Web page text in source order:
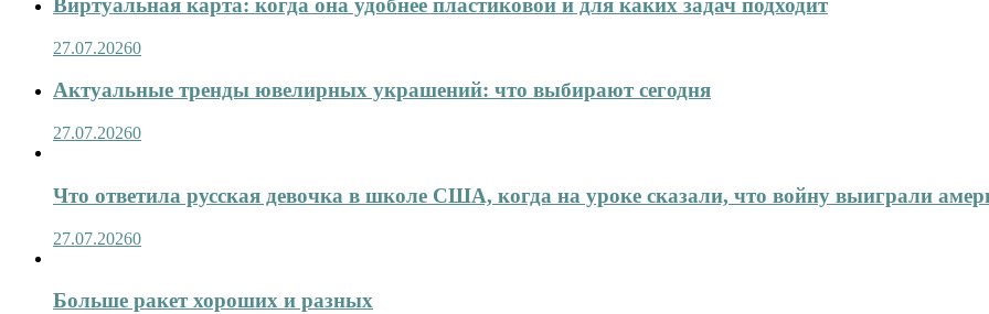
Виртуальная карта: когда она удобнее пластиковой и для каких задач подходит
27.07.20260
Актуальные тренды ювелирных украшений: что выбирают сегодня
27.07.20260
Что ответила русская девочка в школе США, когда на уроке сказали, что войну выиграли
27.07.20260
Больше ракет хороших и разных